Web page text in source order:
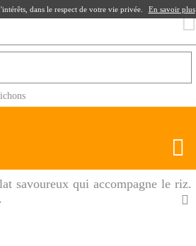
savoureux qui accompagne le riz.
dans le respect de votre vie privée. En savoir plus